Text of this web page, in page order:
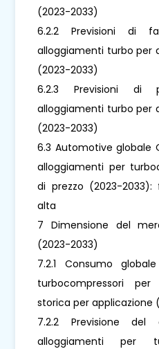
(2023-2033)
6.2.2 Previsioni di
alloggiamenti turbo per
(2023-2033)
6.2.3 Previsioni di
alloggiamenti turbo per
(2023-2033)
6.3 Automotive globale
alloggiamenti per
di prezzo (2023-
alta
7 Dimensione del
(2023-2033)
7.2.1 Consumo
turbocompressori
storica per applicazione
7.2.2 Previsione
alloggiamenti per